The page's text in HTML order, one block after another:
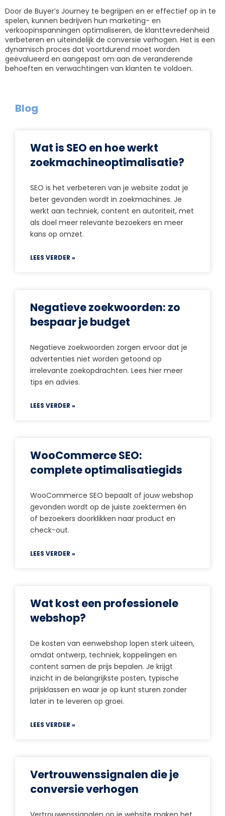
Door de Buyer’s Journey te begrijpen en er effectief op in te
spelen, kunnen bedrijven hun marketing- en
verkoopinspanningen optimaliseren, de klanttevredenheid
verbeteren en uiteindelijk de conversie verhogen. Het is een
dynamisch proces dat voortdurend moet worden
geëvalueerd en aangepast om aan de veranderende
behoeften en verwachtingen van klanten te voldoen.
Blog
Wat is SEO en hoe werkt
zoekmachineoptimalisatie?
SEO is het verbeteren van je website zodat je
beter gevonden wordt in zoekmachines. Je
werkt aan techniek, content en autoriteit, met
als doel meer relevante bezoekers en meer
kans op omzet.
LEES VERDER »
Negatieve zoekwoorden: zo
bespaar je budget
Negatieve zoekwoorden zorgen ervoor dat je
advertenties niet worden getoond op
irrelevante zoekopdrachten. Lees hier meer
tips en advies.
LEES VERDER »
WooCommerce SEO:
complete optimalisatiegids
WooCommerce SEO bepaalt of jouw webshop
gevonden wordt op de juiste zoektermen én
of bezoekers doorklikken naar product en
check-out.
LEES VERDER »
Wat kost een professionele
webshop?
De kosten van eenwebshop lopen sterk uiteen,
omdat ontwerp, techniek, koppelingen en
content samen de prijs bepalen. Je krijgt
inzicht in de belangrijkste posten, typische
prijsklassen en waar je op kunt sturen zonder
later in te leveren op groei.
LEES VERDER »
Vertrouwenssignalen die je
conversie verhogen